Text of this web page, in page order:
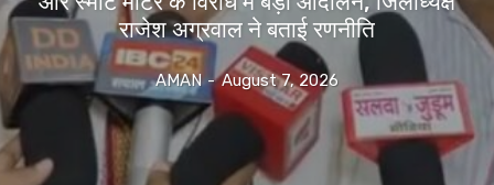
राजेश अग्रवाल ने बताई रणनीति
AMAN - August 7, 2026